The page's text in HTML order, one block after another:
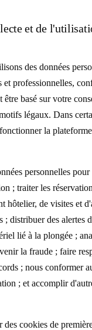
et de
des données
et professionnelles,
basé sur votre
légaux. Dans
la
personnelles
; traiter les
hôtelier, de visites et
; distribuer des alertes
lié à la plongée ;
la fraude ; faire
; nous conformer
; et accomplir
cookies de